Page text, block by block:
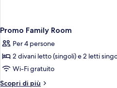
Promo Family Room
Per 4 persone
2 divani letto (singoli) e 2 letti
Wi-Fi gratuito
Scopri di più
Altri